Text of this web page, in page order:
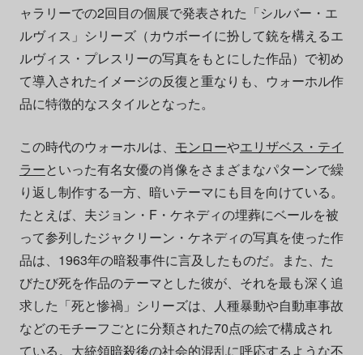
ャラリーでの2回目の個展で発表された「シルバー・エ
ルヴィス」シリーズ（カウボーイに扮して銃を構えるエ
ルヴィス・プレスリーの写真をもとにした作品）で初め
て導入されたイメージの反復と重なりも、ウォーホル作
品に特徴的なスタイルとなった。
この時代のウォーホルは、 モンローやエリザベス・テイ
ラーといった有名女優の肖像をさまざまなパターンで繰
り返し制作する一方、暗いテーマにも目を向けている。
たとえば、夫ジョン・F・ケネディの埋葬にベールを被
って参列したジャクリーン・ケネディの写真を使った作
品は、1963年の暗殺事件に言及したものだ。また、た
びたび死を作品のテーマとした彼が、それを最も深く追
求した「死と惨禍」シリーズは、人種暴動や自動車事故
などのモチーフごとに分類された70点の絵で構成され
ている。大統領暗殺後の社会的混乱に呼応するような不